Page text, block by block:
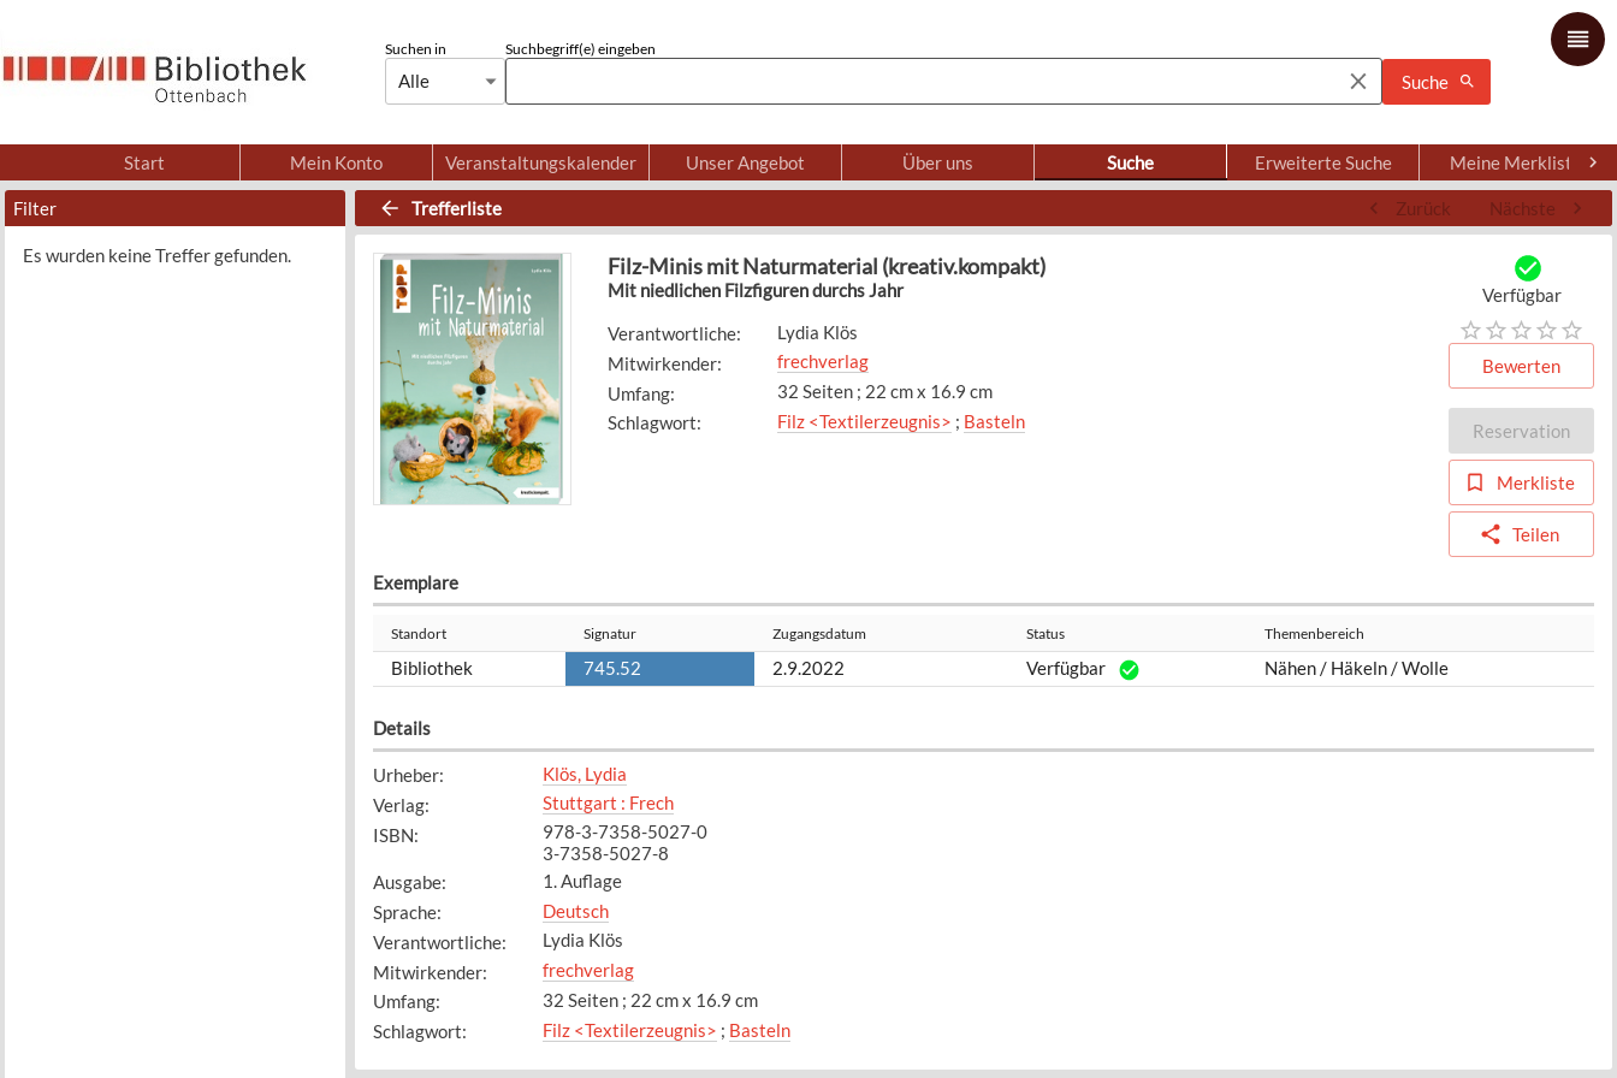
Suchen in
Alle
Suchbegriff(e) eingeben
Suche
Start Mein Konto Veranstaltungskalender Unser Angebot Über uns Suche Erweiterte Suche Meine Merkliste
Filter
Es wurden keine Treffer gefunden.
Trefferliste Zurück Nächste
Filz-Minis mit Naturmaterial (kreativ.kompakt)
Mit niedlichen Filzfiguren durchs Jahr
Verantwortliche:
Lydia Klös
Mitwirkender:
frechverlag
Umfang:
32 Seiten ; 22 cm x 16.9 cm
Schlagwort: Filz <Textilerzeugnis> ; Basteln
Verfügbar
Bewerten
Reservation
Merkliste
Teilen
Exemplare
Standort Signatur Zugangsdatum Status Themenbereich
Bibliothek 745.52 2.9.2022 Verfügbar Nähen / Häkeln / Wolle
Details
Urheber:
Klös, Lydia
Verlag:
Stuttgart : Frech
ISBN:
978-3-7358-5027-0
3-7358-5027-8
Ausgabe:
1. Auflage
Sprache:
Deutsch
Verantwortliche:
Lydia Klös
Mitwirkender:
frechverlag
Umfang:
32 Seiten ; 22 cm x 16.9 cm
Schlagwort: Filz <Textilerzeugnis> ; Basteln